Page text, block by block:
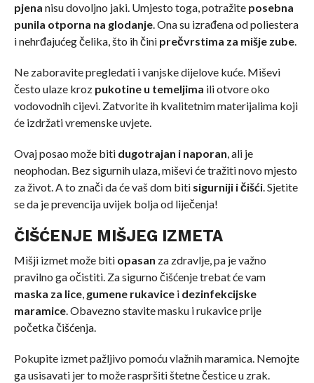
pjena nisu dovoljno jaki. Umjesto toga, potražite posebna
punila otporna na glodanje. Ona su izrađena od poliestera
i nehrđajućeg čelika, što ih čini prečvrstima za mišje zube.
Ne zaboravite pregledati i vanjske dijelove kuće. Miševi
često ulaze kroz pukotine u temeljima ili otvore oko
vodovodnih cijevi. Zatvorite ih kvalitetnim materijalima koji
će izdržati vremenske uvjete.
Ovaj posao može biti dugotrajan i naporan, ali je
neophodan. Bez sigurnih ulaza, miševi će tražiti novo mjesto
za život. A to znači da će vaš dom biti sigurniji i čišći. Sjetite
se da je prevencija uvijek bolja od liječenja!
ČIŠĆENJE MIŠJEG IZMETA
Mišji izmet može biti opasan za zdravlje, pa je važno
pravilno ga očistiti. Za sigurno čišćenje trebat će vam
maska za lice, gumene rukavicei dezinfekcijske
maramice. Obavezno stavite masku i rukavice prije
početka čišćenja.
Pokupite izmet pažljivo pomoću vlažnih maramica. Nemojte
ga usisavati jer to može raspršiti štetne čestice u zrak.